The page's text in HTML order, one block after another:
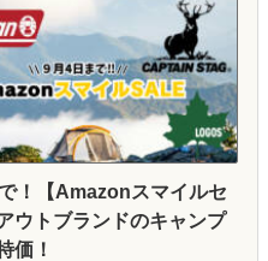
！【Amazonスマイルセ
ウトブランドのキャンプ
価！